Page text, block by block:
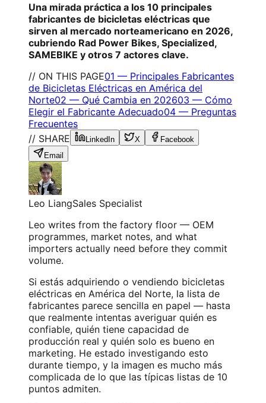
Una mirada práctica a los 10 principales
fabricantes de bicicletas eléctricas que
sirven al mercado norteamericano en 2026,
cubriendo Rad Power Bikes, Specialized,
SAMEBIKE y otros 7 actores clave.
// ON THIS PAGE01 — Principales Fabricantes
de Bicicletas Eléctricas en América del
Norte02 — Qué Cambia en 202603 — Cómo
Elegir el Fabricante Adecuado04 — Preguntas
Frecuentes
// SHARE
LinkedIn X
Facebook
Email
Leo LiangSales Specialist
Leo writes from the factory floor — OEM
programmes, market notes, and what
importers actually need before they commit
volume.
Si estás adquiriendo o vendiendo bicicletas
eléctricas en América del Norte, la lista de
fabricantes parece sencilla en papel — hasta
que realmente intentas averiguar quién es
confiable, quién tiene capacidad de
producción real y quién solo es bueno en
marketing. He estado investigando esto
durante tiempo, y la imagen es mucho más
complicada de lo que las típicas listas de 10
puntos admiten.